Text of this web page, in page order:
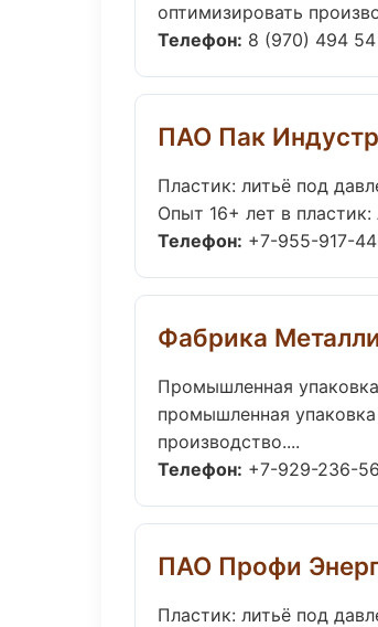
оптимизировать
Телефон: 8 (970) 494
ПАО Пак
Пластик: литьё под
Опыт 16+ лет в
Телефон: +7-955-917-
Фабрика
Промышленная
промышленная
производство....
Телефон: +7-929-236-
ПАО Профи
Пластик: литьё под